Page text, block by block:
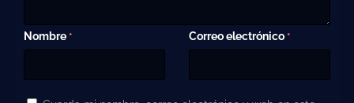
Nombre * Correo electrónico *